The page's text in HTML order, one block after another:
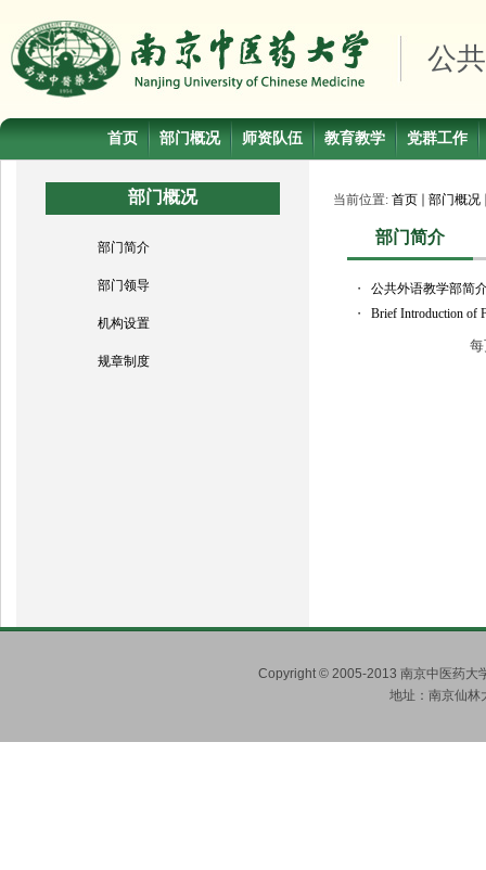
公
首页 部门概况 师资队伍 教育教学 党群工作
部门概况
部门简介
部门领导
机构设置
规章制度
当前位置: 首页 部门概况
部门简介
・
公共外语教学部简
・
Brief Introduction of
Copyright © 2005-2013 南京中医药大
地址：南京仙林